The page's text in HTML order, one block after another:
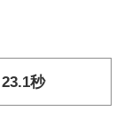
秒